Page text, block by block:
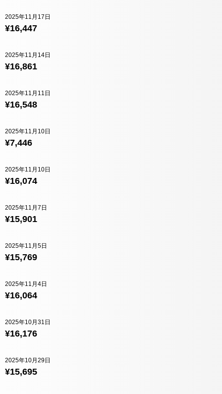
¥16,447
2025年11月17日
¥16,861
2025年11月14日
¥16,548
2025年11月11日
¥7,446
2025年11月10日
¥16,074
2025年11月10日
¥15,901
2025年11月7日
¥15,769
2025年11月5日
¥16,064
2025年11月4日
¥16,176
2025年10月31日
¥15,695
2025年10月29日